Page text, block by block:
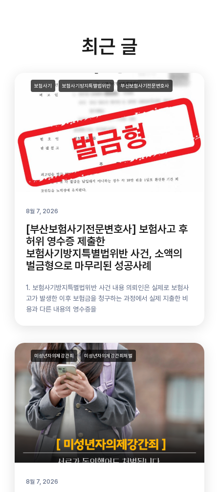
최근 글
보험사기 보험사기방지특별법위반 부산보험사기전문변호사
8월 7, 2026
[부산보험사기전문변호사] 보험사고 후
허위 영수증 제출한
보험사기방지특별법위반 사건, 소액의
벌금형으로 마무리된 성공사례
1. 보험사기방지특별법위반 사건 내용 의뢰인은 실제로 보험사
고가 발생한 이후 보험금을 청구하는 과정에서 실제 지출한 비
용과 다른 내용의 영수증을
미성년자의제강간죄 미성년자의제강간죄처벌
8월 7, 2026